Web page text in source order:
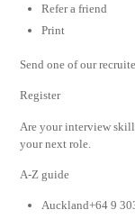
Refer a friend
Print
Send one of our
Register
Are your interview
your next role.
A-Z guide
Auckland+64 9